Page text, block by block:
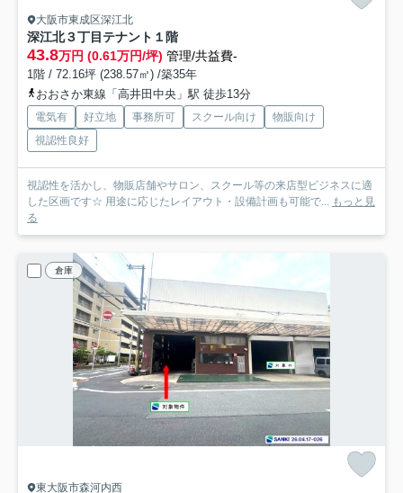
大阪市東成区深江北
深江北３丁目テナント １階
43.8万円 (0.61万円/坪) 管理/共益費-
1階 / 72.16坪 (238.57㎡) /築35年
おおさか東線「高井田中央」駅 徒歩13分
電気有 好立地 事務所可 スクール向け
物販向け
視認性良好
視認性を活かし、物販店舗やサロン、スクール等の来店型ビジネスに適
した区画です☆ 用途に応じたレイアウト・設備計画も可能で... もっと見
る
倉庫
東大阪市森河内西